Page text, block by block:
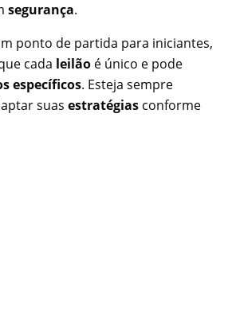
segurança.
ponto de partida para iniciantes,
cada leilão é único e pode
específicos. Esteja sempre
suas estratégias conforme